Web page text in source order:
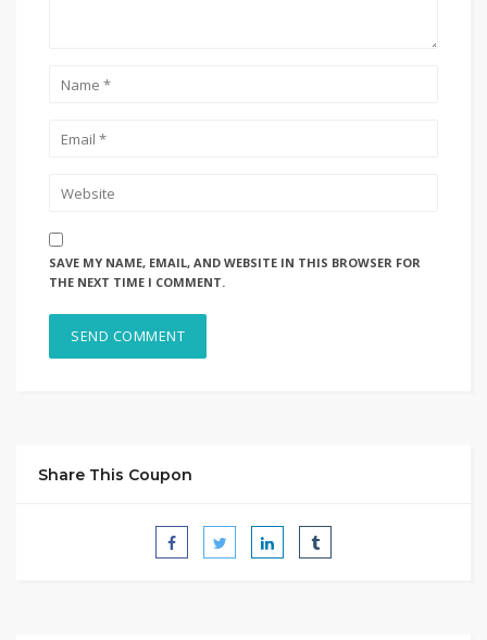
SAVE MY NAME, EMAIL, AND WEBSITE IN THIS BROWSER FOR
THE NEXT TIME I COMMENT.
Share This Coupon